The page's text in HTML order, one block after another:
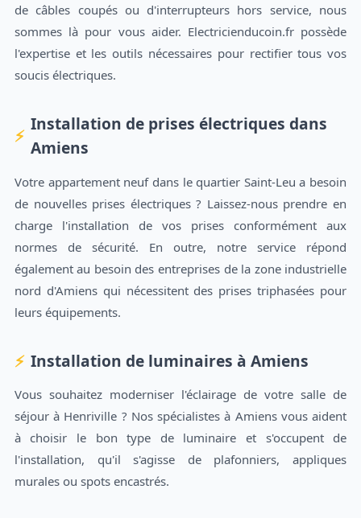
de câbles coupés ou d'interrupteurs hors service, nous
sommes là pour vous aider. Electricienducoin.fr possède
l'expertise et les outils nécessaires pour rectifier tous vos
soucis électriques.
Installation de prises électriques dans
Amiens
Votre appartement neuf dans le quartier Saint-Leu a besoin
de nouvelles prises électriques ? Laissez-nous prendre en
charge l'installation de vos prises conformément aux
normes de sécurité. En outre, notre service répond
également au besoin des entreprises de la zone industrielle
nord d'Amiens qui nécessitent des prises triphasées pour
leurs équipements.
Installation de luminaires à Amiens
Vous souhaitez moderniser l'éclairage de votre salle de
séjour à Henriville ? Nos spécialistes à Amiens vous aident
à choisir le bon type de luminaire et s'occupent de
l'installation, qu'il s'agisse de plafonniers, appliques
murales ou spots encastrés.